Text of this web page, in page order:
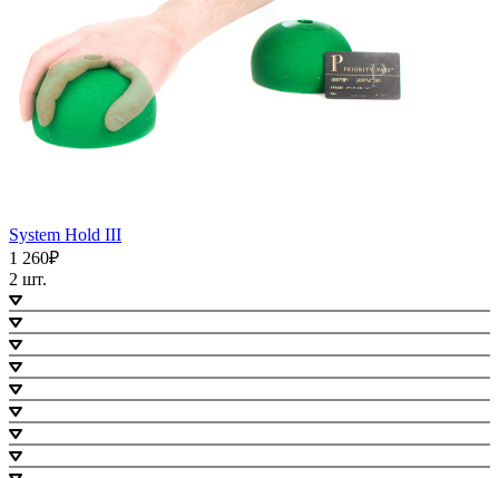
System Hold III
1 260₽
2 шт.